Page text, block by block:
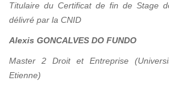
Titulaire du Certificat de fin de Stage
délivré par la CNID
Alexis GONCALVES DO FUNDO
Master 2 Droit et Entreprise
Etienne)